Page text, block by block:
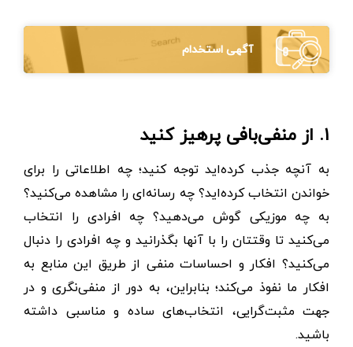
آگهی استخدام
۱. از منفی‌بافی پرهیز کنید
به آنچه جذب کرده‌اید توجه کنید؛ چه اطلاعاتی را برای
خواندن انتخاب کرده‌اید؟ چه رسانه‌ای را مشاهده می‌کنید؟
به چه موزیکی گوش می‌دهید؟ چه افرادی را انتخاب
می‌کنید تا وقتتان را با آنها بگذرانید و چه افرادی را دنبال
می‌کنید؟ افکار و احساسات منفی از طریق این منابع به
افکار ما نفوذ می‌کند؛ بنابراین، به دور از منفی‌نگری و در
جهت مثبت‌گرایی، انتخاب‌های ساده و مناسبی داشته
باشید.